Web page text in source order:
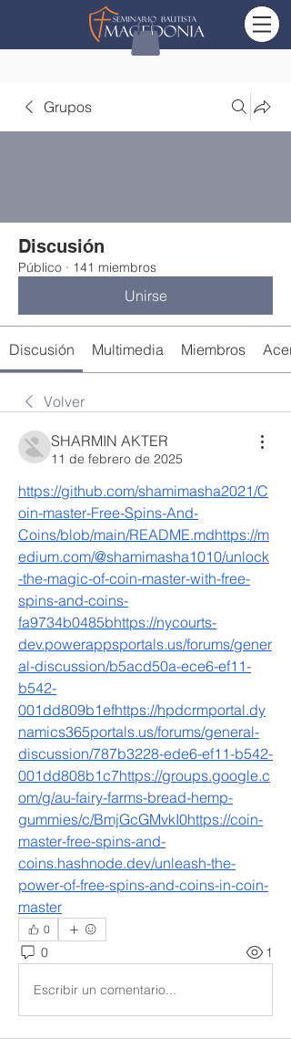
Grupos
Discusión
Público · 141 miembros
Unirse
Discusión Multimedia Miembros
Volver
SHARMIN AKTER
11 de febrero de 2025
https://github.com/shamimasha2021/C
oin-master-Free-Spins-And-
Coins/blob/main/README.mdhttps://m
edium.com/@shamimasha1010/unlock
-the-magic-of-coin-master-with-free-
spins-and-coins-
fa9734b0485bhttps://nycourts-
dev.powerappsportals.us/forums/gener
al-discussion/b5acd50a-ece6-ef11-
b542-
001dd809b1efhttps://hpdcrmportal.dy
namics365portals.us/forums/general-
discussion/787b3228-ede6-ef11-b542-
001dd808b1c7https://groups.google.c
om/g/au-fairy-farms-bread-hemp-
gummies/c/BmjGcGMvkI0https://coin-
master-free-spins-and-
coins.hashnode.dev/unleash-the-
power-of-free-spins-and-coins-in-coin-
master
0
0 1
Escribir un comentario...